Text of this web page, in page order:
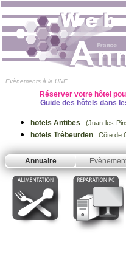
Evènements à la UNE
Réserver votre hôtel
Guide des hôtels dans
hotels Antibes (Juan-les-
hotels Trébeurden Côte de
Annuaire